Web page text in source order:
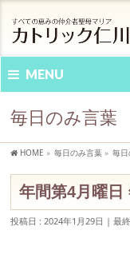
MENU
毎日のみ言葉
HOME » 毎日のみ言葉 » 毎
年間第4月曜日
投稿日 : 2024年1月29日 最